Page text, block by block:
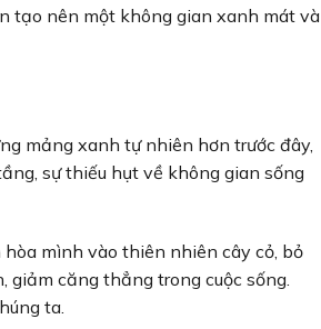
tạo nên một không gian xanh mát và
mảng xanh tự nhiên hơn trước đây,
sự thiếu hụt về không gian sống
mình vào thiên nhiên cây cỏ, bỏ
căng thẳng trong cuộc sống.
ta.